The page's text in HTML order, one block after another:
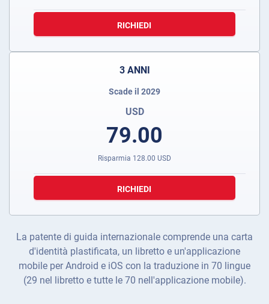
RICHIEDI
3 ANNI
Scade il 2029
USD
79.00
Risparmia 128.00 USD
RICHIEDI
La patente di guida internazionale comprende una carta
d'identità plastificata, un libretto e un'applicazione
mobile per Android e iOS con la traduzione in 70 lingue
(29 nel libretto e tutte le 70 nell'applicazione mobile).